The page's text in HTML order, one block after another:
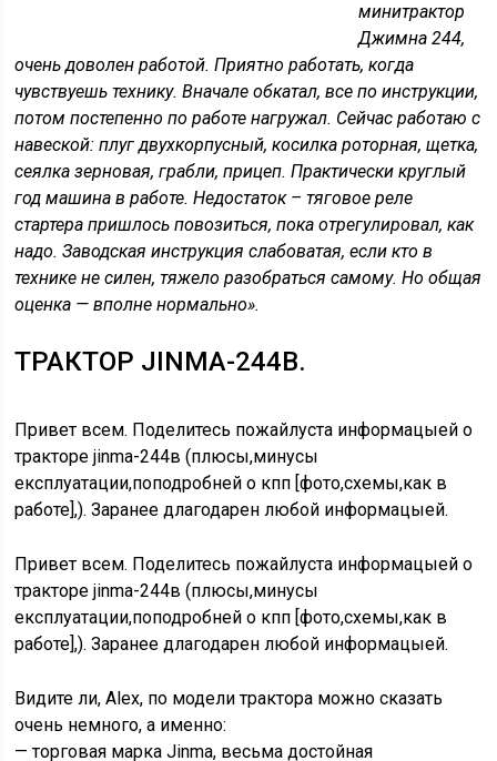
минитрактор
Джимна 244,
очень доволен работой. Приятно работать, когда
чувствуешь технику. Вначале обкатал, все по инструкции,
потом постепенно по работе нагружал. Сейчас работаю с
навеской: плуг двухкорпусный, косилка роторная, щетка,
сеялка зерновая, грабли, прицеп. Практически круглый
год машина в работе. Недостаток – тяговое реле
стартера пришлось повозиться, пока отрегулировал, как
надо. Заводская инструкция слабоватая, если кто в
технике не силен, тяжело разобраться самому. Но общая
оценка — вполне нормально».
ТРАКТОР JINMA-244B.
Привет всем. Поделитесь пожайлуста информацыей о
тракторе jinma-244в (плюсы,минусы
експлуатации,поподробней о кпп [фото,схемы,как в
работе],). Заранее длагодарен любой информацыей.
Привет всем. Поделитесь пожайлуста информацыей о
тракторе jinma-244в (плюсы,минусы
експлуатации,поподробней о кпп [фото,схемы,как в
работе],). Заранее длагодарен любой информацыей.
Видите ли, Alex, по модели трактора можно сказать
очень немного, а именно:
— торговая марка Jinma, весьма достойная